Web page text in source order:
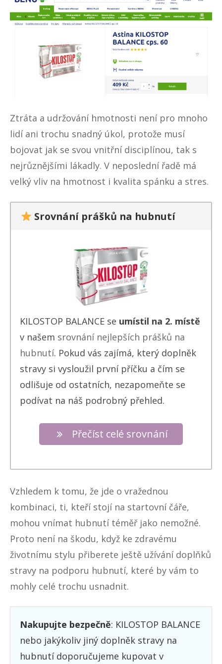
Ztráta a udržování hmotnosti není pro mnoho
lidí ani trochu snadný úkol, protože musí
bojovat jak se svou vnitřní disciplínou, tak s
nejrůznějšími lákadly. V neposlední řadě má
velký vliv na hmotnost i kvalita spánku a stres.
Srovnání prášků na hubnutí
KILOSTOP BALANCE se umístil na 2. místě
v našem srovnání nejlepších prášků na
hubnutí. Pokud vás zajímá, který doplněk
stravy si vysloužil první příčku a čím se
odlišuje od ostatních, nezapomeňte se
podívat na náš podrobný přehled.
Přečíst celé srovnání
Vzhledem k tomu, že jde o vražednou
kombinaci, ti, kteří stojí na startovní čáře,
mohou vnímat hubnutí téměř jako nemožné.
Proto není na škodu, když ke zdravému
životnímu stylu přiberete ještě užívání doplňků
stravy na podporu hubnutí, které by vám to
mohly celé trochu usnadnit.
Nakupujte bezpečně: KILOSTOP BALANCE
nebo jakýkoliv jiný doplněk stravy na
hubnutí doporučujeme kupovat v